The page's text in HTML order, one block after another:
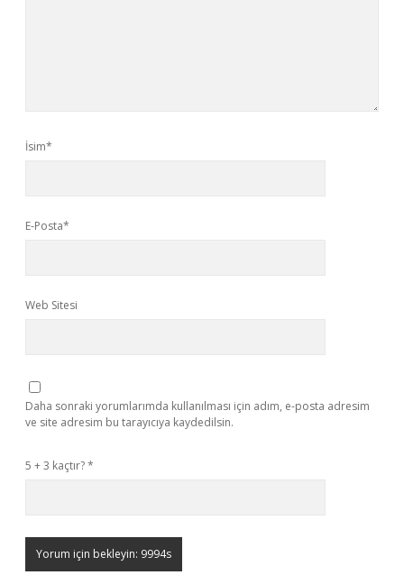
İsim*
E-Posta*
Web Sitesi
Daha sonraki yorumlarımda kullanılması için adım, e-posta adresim
ve site adresim bu tarayıcıya kaydedilsin.
5 + 3 kaçtır?*